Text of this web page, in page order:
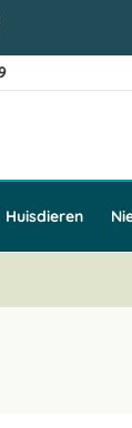
Huisdieren